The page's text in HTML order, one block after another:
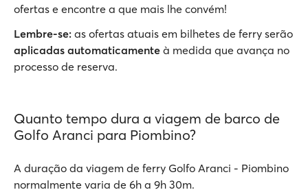
ofertas e encontre a que mais lhe convém!
Lembre-se: as ofertas atuais em bilhetes de ferry serão
aplicadas automaticamente à medida que avança no
processo de reserva.
Quanto tempo dura a viagem de barco de
Golfo Aranci para Piombino?
A duração da viagem de ferry Golfo Aranci - Piombino
normalmente varia de 6h a 9h 30m.